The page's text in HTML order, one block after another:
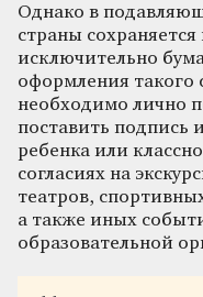
Однако в
страны
исключительно
оформления такого
необходимо лично
поставить подпись
ребенка или
согласиях на
театров,
а также иных
образовательной